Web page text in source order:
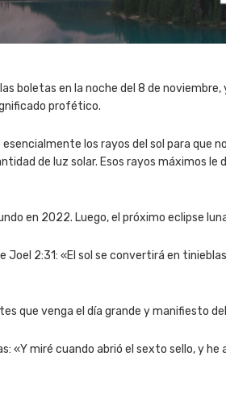
boletas en la noche del 8 de noviembre,
profético.
los rayos del sol para que
de luz solar. Esos rayos máximos le
en 2022. Luego, el próximo eclipse
Joel 2:31: «El sol se convertirá en
que venga el día grande y manifiesto
«Y miré cuando abrió el sexto sello, y